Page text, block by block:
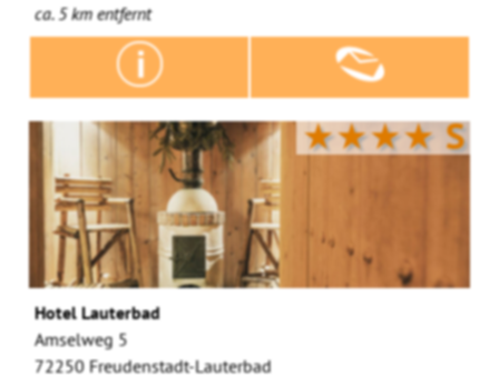
ca. 5 km entfernt
★★★★S
Hotel Lauterbad
Amselweg 5
72250 Freudenstadt-Lauterbad